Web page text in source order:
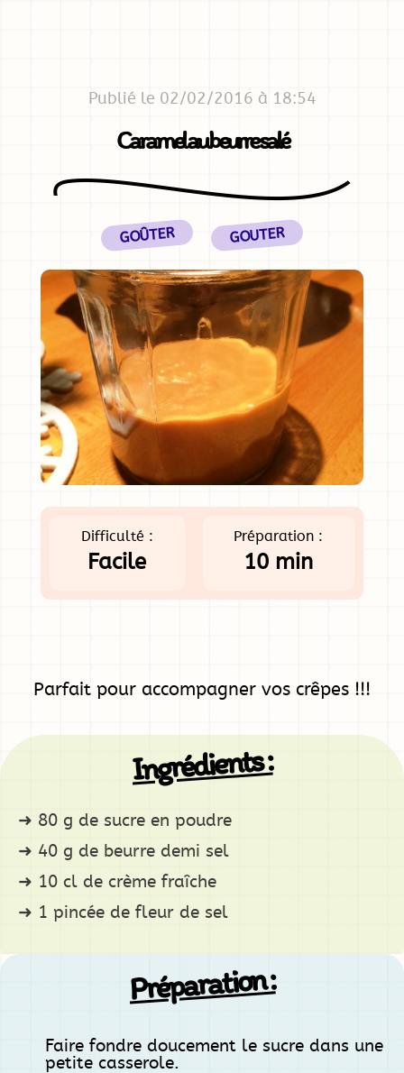
Publié le 02/02/2016 à 18:54
Caramel au beurre salé
GOÛTER GOUTER
Difficulté :
Facile
Préparation :
10 min
Parfait pour accompagner vos crêpes !!!
Ingrédients :
80 g de sucre en poudre
40 g de beurre demi sel
10 cl de crème fraîche
1 pincée de fleur de sel
Préparation :
Faire fondre doucement le sucre dans une
petite casserole.